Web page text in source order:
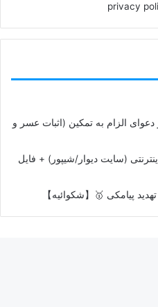
دعوای الزام به تمکین (اثبات عسر و
(سایت دیوار/شیپور) + فایل
پیامکی 🥇【شکوائیه】